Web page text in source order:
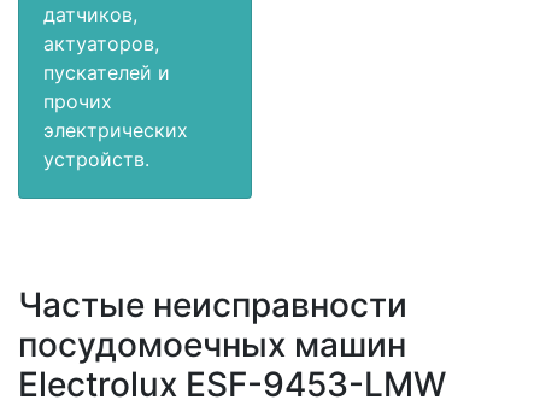
датчиков,
актуаторов,
пускателей и
прочих
электрических
устройств.
Частые неисправности
посудомоечных машин
Electrolux ESF-9453-LMW